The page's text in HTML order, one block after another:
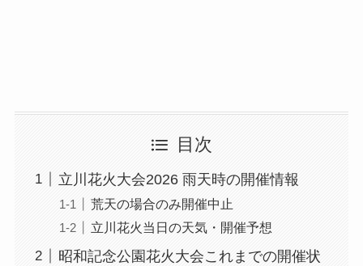
目次
立川花火大会2026 雨天時の開催情報
荒天の場合のみ開催中止
立川花火当日の天気・開催予想
昭和記念公園花火大会これまでの開催状